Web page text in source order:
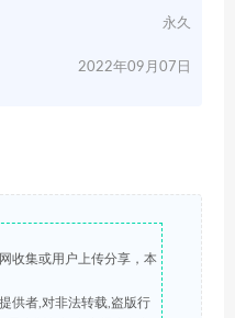
永久
2022年09月07日
收集或用户上传分享，本
供者,对非法转载,盗版行